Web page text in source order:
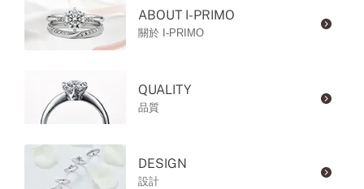
ABOUT I-PRIMO
關於 I-PRIMO
QUALITY
品質
DESIGN
設計